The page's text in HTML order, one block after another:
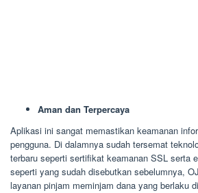
Aman dan Terpercaya
Aplikasi ini sangat memastikan keamanan
pengguna. Di dalamnya sudah tersemat
terbaru seperti sertifikat keamanan SSL serta
seperti yang sudah disebutkan sebelumnya,
layanan pinjam meminjam dana yang berlaku